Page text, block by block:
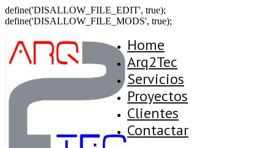
define('DISALLOW_FILE_EDIT', true);
define('DISALLOW_FILE_MODS', true);
Home
Arq2Tec
Servicios
Proyectos
Clientes
Contactar